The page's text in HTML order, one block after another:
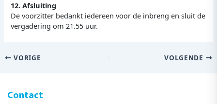
12. Afsluiting
De voorzitter bedankt iedereen voor de inbreng en sluit de
vergadering om 21.55 uur.
VORIGE VOLGENDE
Contact